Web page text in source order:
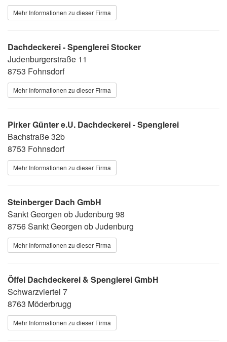
Mehr Informationen zu dieser Firma
Dachdeckerei - Spenglerei Stocker
Judenburgerstraße 11
8753 Fohnsdorf
Mehr Informationen zu dieser Firma
Pirker Günter e.U. Dachdeckerei - Spenglerei
Bachstraße 32b
8753 Fohnsdorf
Mehr Informationen zu dieser Firma
Steinberger Dach GmbH
Sankt Georgen ob Judenburg 98
8756 Sankt Georgen ob Judenburg
Mehr Informationen zu dieser Firma
Öffel Dachdeckerei & Spenglerei GmbH
Schwarzviertel 7
8763 Möderbrugg
Mehr Informationen zu dieser Firma